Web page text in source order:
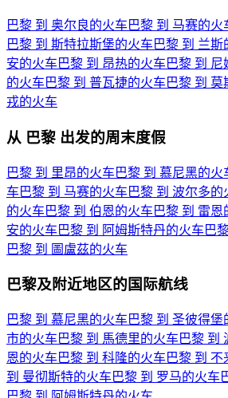
巴黎 到 奥尔良的火车 巴黎 到 马赛的火
巴黎 到 斯特拉斯堡的火车 巴黎 到 兰斯
安的火车 巴黎 到 昂热的火车 巴黎 到 尼
的火车 巴黎 到 普瓦捷的火车 巴黎 到 莫
戎的火车
从 巴黎 出发的周末度假
巴黎 到 里昂的火车 巴黎 到 慕尼黑的火
车 巴黎 到 马赛的火车 巴黎 到 波尔多的
的火车 巴黎 到 伯恩的火车 巴黎 到 雷恩
安的火车 巴黎 到 阿姆斯特丹的火车 巴
巴黎 到 圖盧茲的火车
巴黎及附近地区的国际航线
巴黎 到 慕尼黑的火车 巴黎 到 圣彼得堡
市的火车 巴黎 到 馬德里的火车 巴黎 到
恩的火车 巴黎 到 科隆的火车 巴黎 到
到 曼彻斯特的火车 巴黎 到 罗马的火车